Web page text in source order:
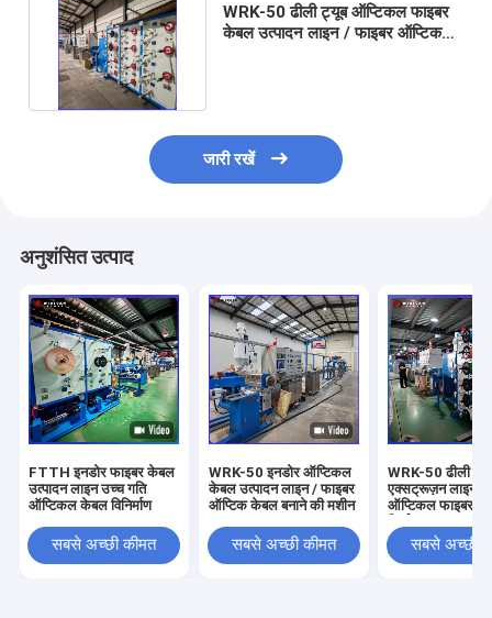
WRK-50 ढीली ट्यूब ऑप्टिकल फाइबर
केबल उत्पादन लाइन / फाइबर ऑप्टिकल
जारी रखें
अनुशंसित उत्पाद
FTTH इनडोर फाइबर केबल
उत्पादन लाइन उच्च गति
ऑप्टिकल केबल विनिर्माण
सबसे अच्छी कीमत
WRK-50 इनडोर ऑप्टिकल
केबल उत्पादन लाइन / फाइबर
ऑप्टिक केबल बनाने की मशीन
सबसे अच्छी कीमत
WRK-50 ढीली
एक्सट्रूज़न लाइन
ऑप्टिकल फाइबर
सबसे अच्छी